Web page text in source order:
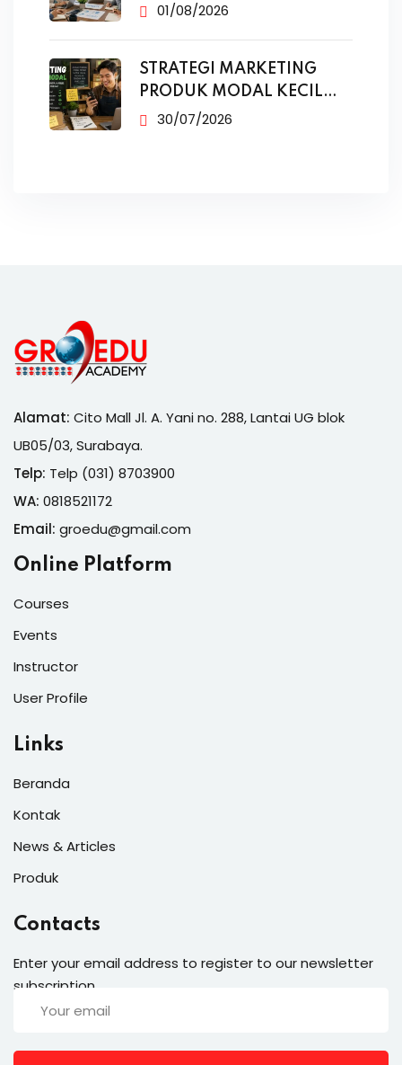
01/08/2026
STRATEGI MARKETING
PRODUK MODAL KECIL
TANPA IKLAN
30/07/2026
Alamat: Cito Mall Jl. A. Yani no. 288, Lantai UG blok
UB05/03, Surabaya.
Telp: Telp (031) 8703900
WA: 0818521172
Email: groedu@gmail.com
Online Platform
Courses
Events
Instructor
User Profile
Links
Beranda
Kontak
News & Articles
Produk
Contacts
Enter your email address to register to our newsletter
subscription